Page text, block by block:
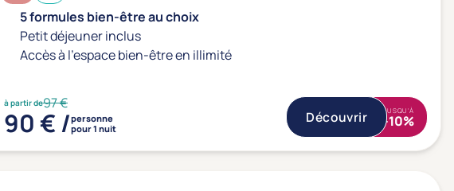
5 formules bien-être au choix
Petit déjeuner inclus
Accès à l'espace bien-être en illimité
à partir de97 €
90 € /personne
pour 1 nuit
Découvrir JUSQU'À
-10%